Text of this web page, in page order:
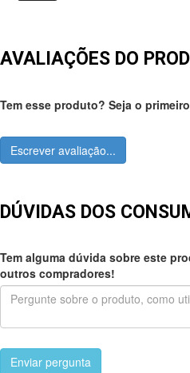
AVALIAÇÕES DO
Tem esse produto? Seja o
Escrever avaliação...
DÚVIDAS DOS
Tem alguma dúvida sobre este
outros compradores!
Enviar pergunta